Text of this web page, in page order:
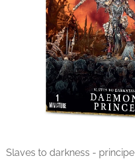
Slaves to darkness -